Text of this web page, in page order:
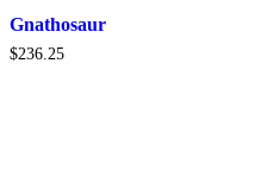
Gnathosaur
$236.25